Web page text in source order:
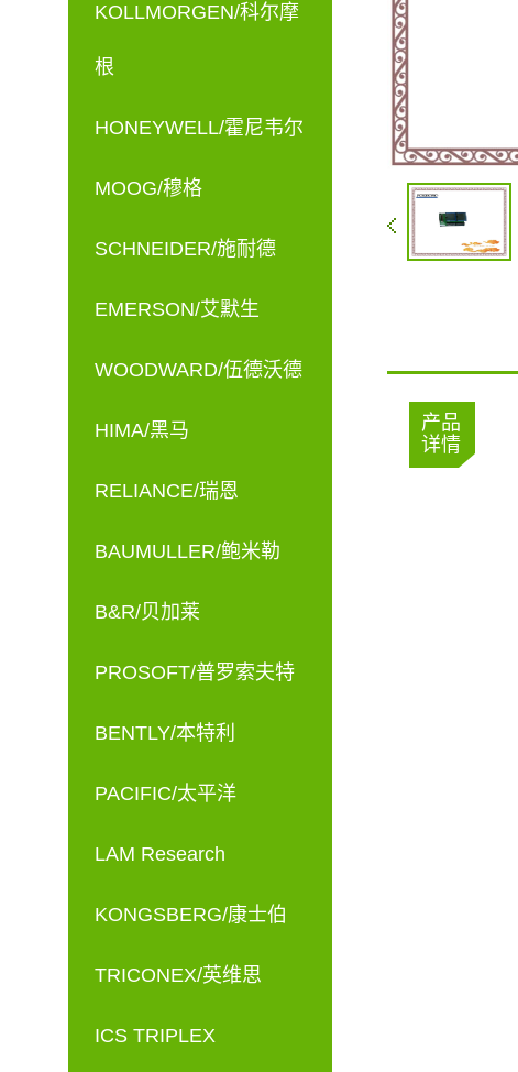
KOLLMORGEN/科尔摩
根
HONEYWELL/霍尼韦尔
MOOG/穆格
SCHNEIDER/施耐德
EMERSON/艾默生
WOODWARD/伍德沃德
HIMA/黑马
RELIANCE/瑞恩
BAUMULLER/鲍米勒
B&R/贝加莱
PROSOFT/普罗索夫特
BENTLY/本特利
PACIFIC/太平洋
LAM Research
KONGSBERG/康士伯
TRICONEX/英维思
ICS TRIPLEX
产品
详情